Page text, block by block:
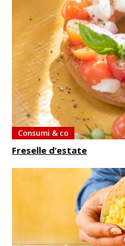
Consumi & co
Freselle d’estate